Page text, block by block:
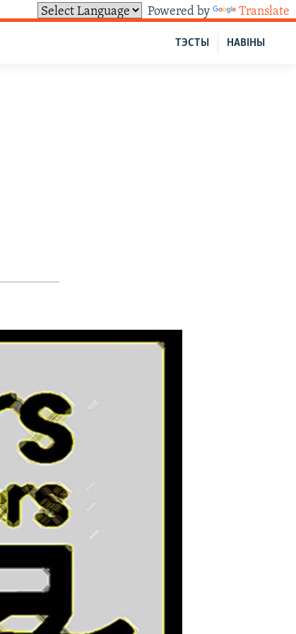
Powered by Translate
НАВІНЫ
ТЭСТЫ